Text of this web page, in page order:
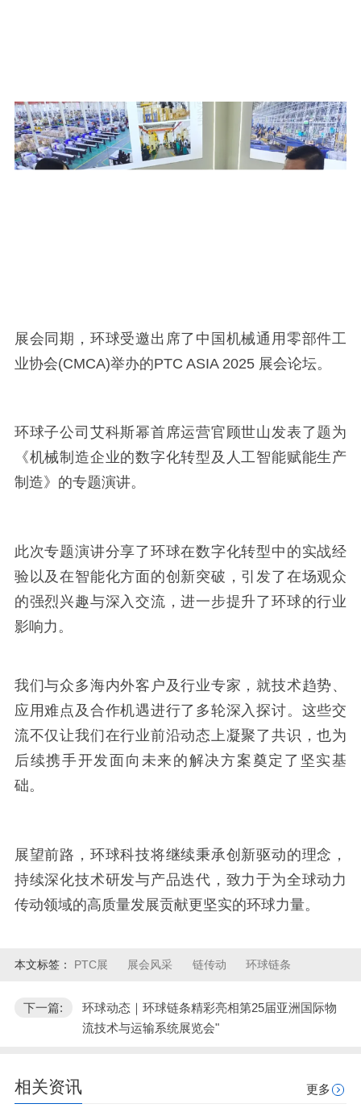
展会同期，环球受邀出席了中国机械通用零部件工
业协会(CMCA)举办的PTC ASIA 2025 展会论坛。
环球子公司艾科斯幂首席运营官顾世山发表了题为
《机械制造企业的数字化转型及人工智能赋能生产
制造》的专题演讲。
此次专题演讲分享了环球在数字化转型中的实战经
验以及在智能化方面的创新突破，引发了在场观众
的强烈兴趣与深入交流，进一步提升了环球的行业
影响力。
我们与众多海内外客户及行业专家，就技术趋势、
应用难点及合作机遇进行了多轮深入探讨。这些交
流不仅让我们在行业前沿动态上凝聚了共识，也为
后续携手开发面向未来的解决方案奠定了坚实基
础。
展望前路，环球科技将继续秉承创新驱动的理念，
持续深化技术研发与产品迭代，致力于为全球动力
传动领域的高质量发展贡献更坚实的环球力量。
本文标签： PTC展 展会风采 链传动 环球链条
下一篇:
环球动态｜环球链条精彩亮相第25届亚洲国际物
流技术与运输系统展览会"
相关资讯 更多